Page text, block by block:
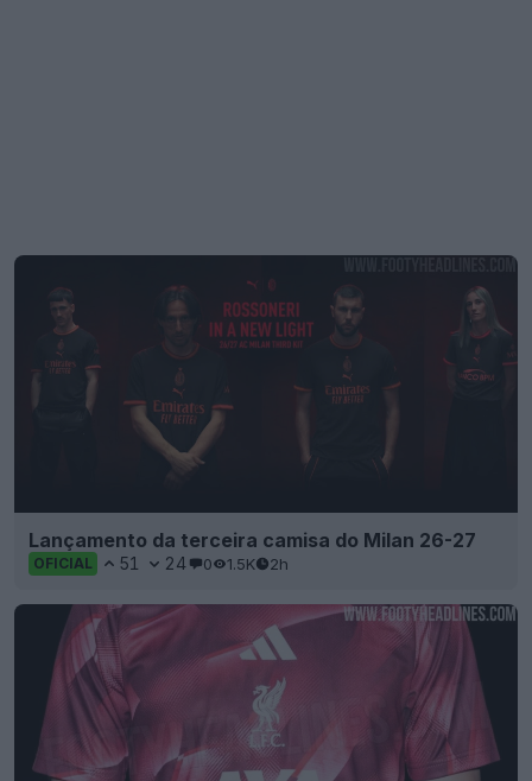
Lançamento da terceira camisa do Milan 26-27
OFICIAL 51 24 0 1.5K 2h